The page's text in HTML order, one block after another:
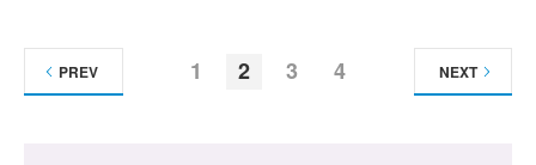
1 2 3 4
PREV NEXT